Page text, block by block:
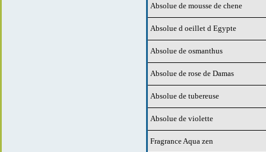
Absolue de mousse de chene
Absolue d oeillet d Egypte
Absolue de osmanthus
Absolue de rose de Damas
Absolue de tubereuse
Absolue de violette
Fragrance Aqua zen